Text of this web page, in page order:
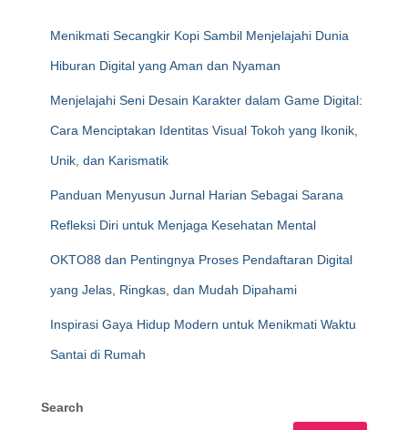
Menikmati Secangkir Kopi Sambil Menjelajahi Dunia
Hiburan Digital yang Aman dan Nyaman
Menjelajahi Seni Desain Karakter dalam Game Digital:
Cara Menciptakan Identitas Visual Tokoh yang Ikonik,
Unik, dan Karismatik
Panduan Menyusun Jurnal Harian Sebagai Sarana
Refleksi Diri untuk Menjaga Kesehatan Mental
OKTO88 dan Pentingnya Proses Pendaftaran Digital
yang Jelas, Ringkas, dan Mudah Dipahami
Inspirasi Gaya Hidup Modern untuk Menikmati Waktu
Santai di Rumah
Search